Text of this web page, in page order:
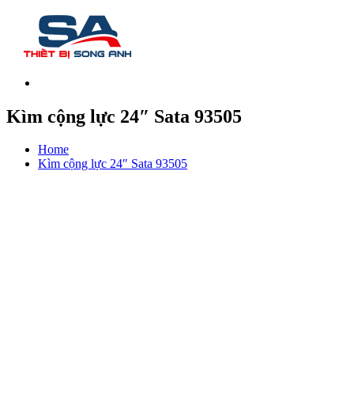
Kìm cộng lực 24″ Sata 93505
Home
Kìm cộng lực 24″ Sata 93505